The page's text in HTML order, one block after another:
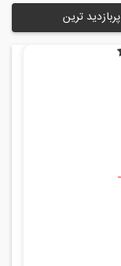
پربازدید ترین